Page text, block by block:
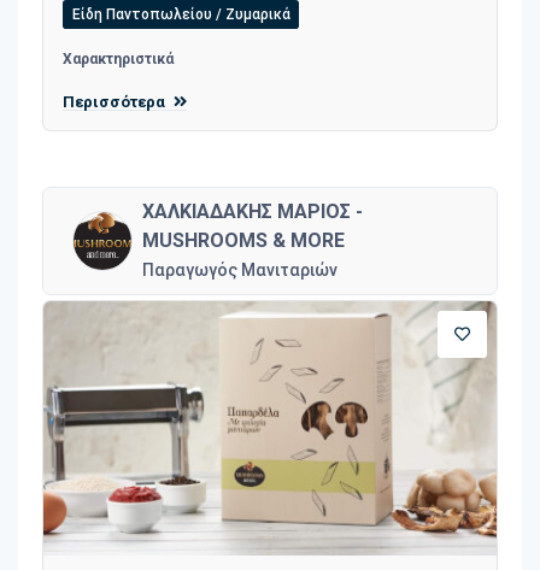
Είδη Παντοπωλείου / Ζυμαρικά
Χαρακτηριστικά
Περισσότερα
ΧΑΛΚΙΑΔΑΚΗΣ ΜΑΡΙΟΣ -
MUSHROOMS & MORE
Παραγωγός Μανιταριών